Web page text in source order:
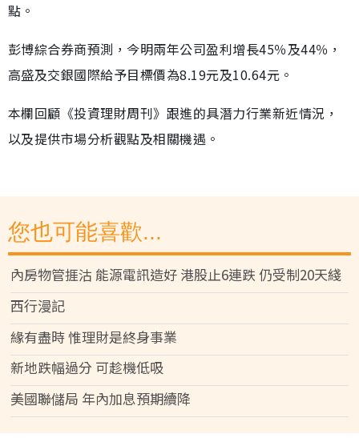
點。
彭博綜合券商預測，今明兩年公司盈利增長45％及44％，
高盛及交銀國際給予目標價為8.19元及10.64元。
本欄回顧《投資理財周刊》跟進的具潛力行業新近情況，
以及提供市場分析觀點及相關機遇。
您也可能喜歡...
內房物管捱沽 能源電訊造好 港股止6連跌 仍受制20天綫
西行漫記
緣有盡時 惟理財是終身事業
新地跌幅過分 可趁機低吸
美國聯儲局 年內加息預期續降